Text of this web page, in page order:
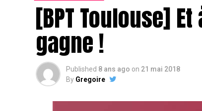
[BPT Toulouse]
gagne !
Published 8 ans ago on 21 mai 2018
By Gregoire